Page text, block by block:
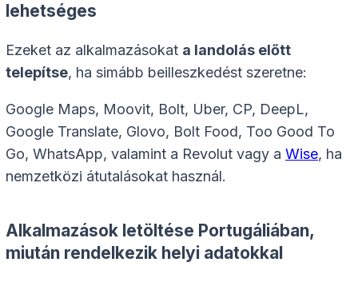
lehetséges
Ezeket az alkalmazásokat a landolás előtt
telepítse, ha simább beilleszkedést szeretne:
Google Maps, Moovit, Bolt, Uber, CP, DeepL,
Google Translate, Glovo, Bolt Food, Too Good To
Go, WhatsApp, valamint a Revolut vagy a Wise, ha
nemzetközi átutalásokat használ.
Alkalmazások letöltése Portugáliában,
miután rendelkezik helyi adatokkal